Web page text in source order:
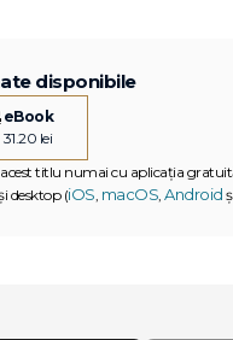
disponibile
eBook
31.20 lei
titlu numai cu aplicația
desktop (iOS macOS Android